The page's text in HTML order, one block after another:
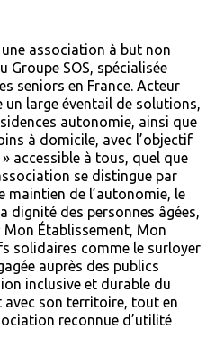
une association à but non
SOS, spécialisée
seniors en France. Acteur
un large éventail de solutions,
autonomie, ainsi que
à domicile, avec l’objectif
accessible à tous, quel que
se distingue par
maintien de l’autonomie, le
dignité des personnes âgées,
Établissement, Mon
solidaires comme le surloyer
auprès des publics
inclusive et durable du
avec son territoire, tout en
reconnue d’utilité